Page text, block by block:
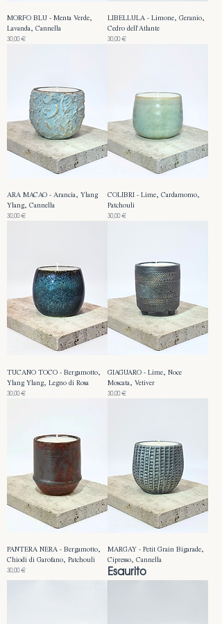
MORFO BLU - Menta Verde,
Lavanda, Cannella
Prezzo
30,00 €
LIBELLULA - Limone, Geranio,
Cedro dell'Atlante
Prezzo
30,00 €
ARA MACAO - Arancia, Ylang
Ylang, Cannella
Prezzo
30,00 €
COLIBRI - Lime, Cardamomo,
Patchouli
Prezzo
30,00 €
TUCANO TOCO - Bergamotto,
Ylang Ylang, Legno di Rosa
Prezzo
30,00 €
GIAGUARO - Lime, Noce
Moscata, Vetiver
Prezzo
30,00 €
PANTERA NERA - Bergamotto,
Chiodi di Garofano, Patchouli
Prezzo
30,00 €
MARGAY - Petit Grain Bigarade,
Cipresso, Cannella
Esaurito